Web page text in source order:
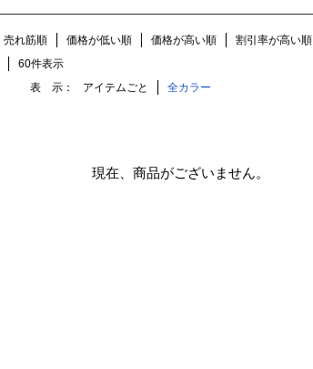
売れ筋順 価格が低い順 価格が高い順
割引率が高い順
60件表示
表 示： アイテムごと 全カラー
現在、商品がございません。